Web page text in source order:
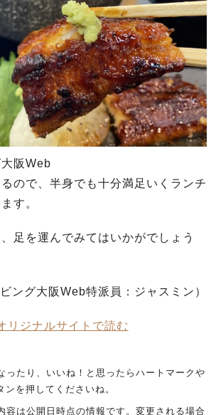
阪Web
ので、半身でも十分満足いくランチ
す。
足を運んでみてはいかがでしょう
ビング大阪Web特派員：ジャスミン）
リジナルサイトで読む
ったり、いいね！と思ったらハートマークや
ンを押してくださいね。
容は公開日時点の情報です。変更される場合